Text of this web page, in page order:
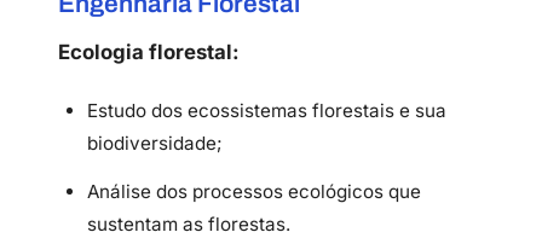
Ecologia florestal:
Estudo dos ecossistemas florestais e sua
biodiversidade;
Análise dos processos ecológicos que
sustentam as florestas.